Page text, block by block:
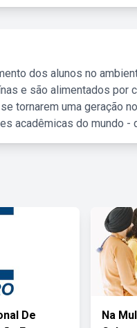
dos alunos no
e são alimentados por
tornarem uma geração
acadêmicas do mundo -
De
Na